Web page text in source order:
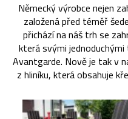
Německý výrobce nejen
založená před téměř
přichází na náš trh se
která svými
Avantgarde. Nově je tak v
z hliníku, která obsahuje